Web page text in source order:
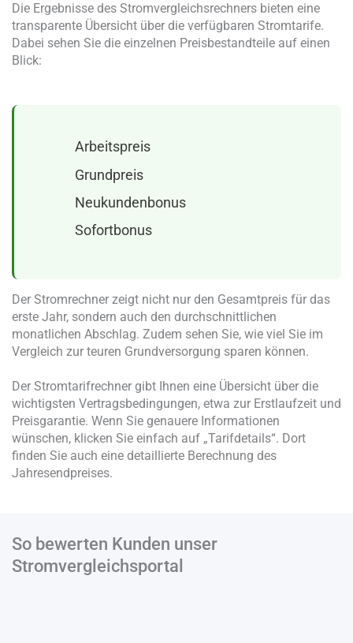
Die Ergebnisse des Stromvergleichsrechners bieten eine
transparente Übersicht über die verfügbaren Stromtarife.
Dabei sehen Sie die einzelnen Preisbestandteile auf einen
Blick:
Arbeitspreis
Grundpreis
Neukundenbonus
Sofortbonus
Der Stromrechner zeigt nicht nur den Gesamtpreis für das
erste Jahr, sondern auch den durchschnittlichen
monatlichen Abschlag. Zudem sehen Sie, wie viel Sie im
Vergleich zur teuren Grundversorgung sparen können.
Der Stromtarifrechner gibt Ihnen eine Übersicht über die
wichtigsten Vertragsbedingungen, etwa zur Erstlaufzeit und
Preisgarantie. Wenn Sie genauere Informationen
wünschen, klicken Sie einfach auf „Tarifdetails“. Dort
finden Sie auch eine detaillierte Berechnung des
Jahresendpreises.
So bewerten Kunden unser
Stromvergleichsportal